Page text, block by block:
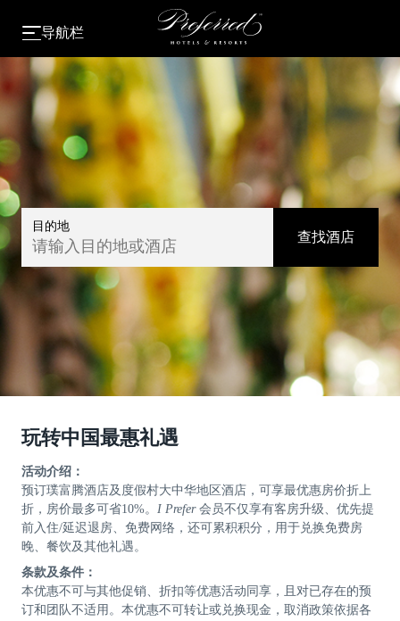
导航栏
目的地
请输入目的地或酒店
查找酒店
玩转中国最惠礼遇
活动介绍：
预订璞富腾酒店及度假村大中华地区酒店，可享最优惠房价折上
折，房价最多可省10%。 I Prefer会员不仅享有客房升级、优先提
前入住/延迟退房、免费网络，还可累积积分，用于兑换免费房
晚、餐饮及其他礼遇。
条款及条件：
本优惠不可与其他促销、折扣等优惠活动同享，且对已存在的预
订和团队不适用。本优惠不可转让或兑换现金，取消政策依据各